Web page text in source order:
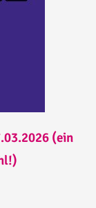
(ein